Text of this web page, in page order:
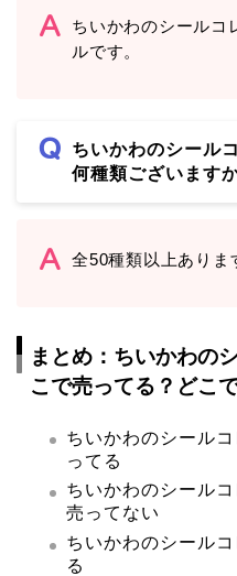
ちいかわのシールコ
ルです。
ちいかわのシール
何種類ございます
全50種類以上ありま
まとめ：ちいかわの
こで売ってる？どこ
ちいかわのシール
ってる
ちいかわのシール
売ってない
ちいかわのシール
る